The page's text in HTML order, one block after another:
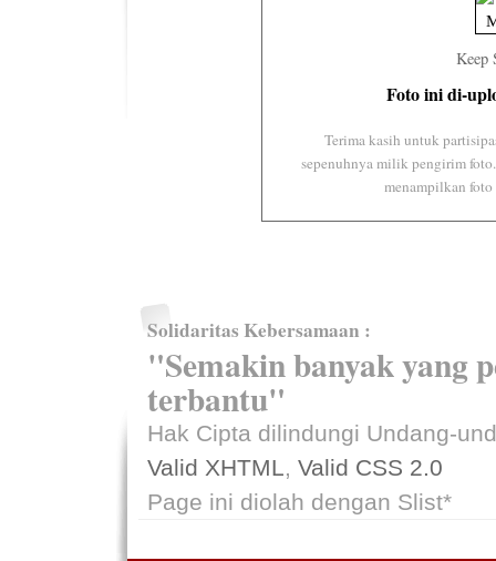
Keep
Foto ini di-
Terima kasih untuk
sepenuhnya milik pengirim
menampilkan
Solidaritas Kebersamaan :
"Semakin banyak yang
terbantu"
Hak Cipta dilindungi Undang-
Valid XHTML
Valid CSS 2.0
Page ini diolah dengan Slist*